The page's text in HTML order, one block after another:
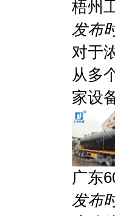
梧州
发布
对于
从多
家设
广东
发布